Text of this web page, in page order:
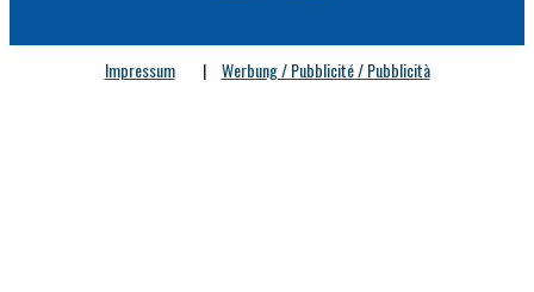
Impressum | Werbung / Pubblicité / Pubblicità